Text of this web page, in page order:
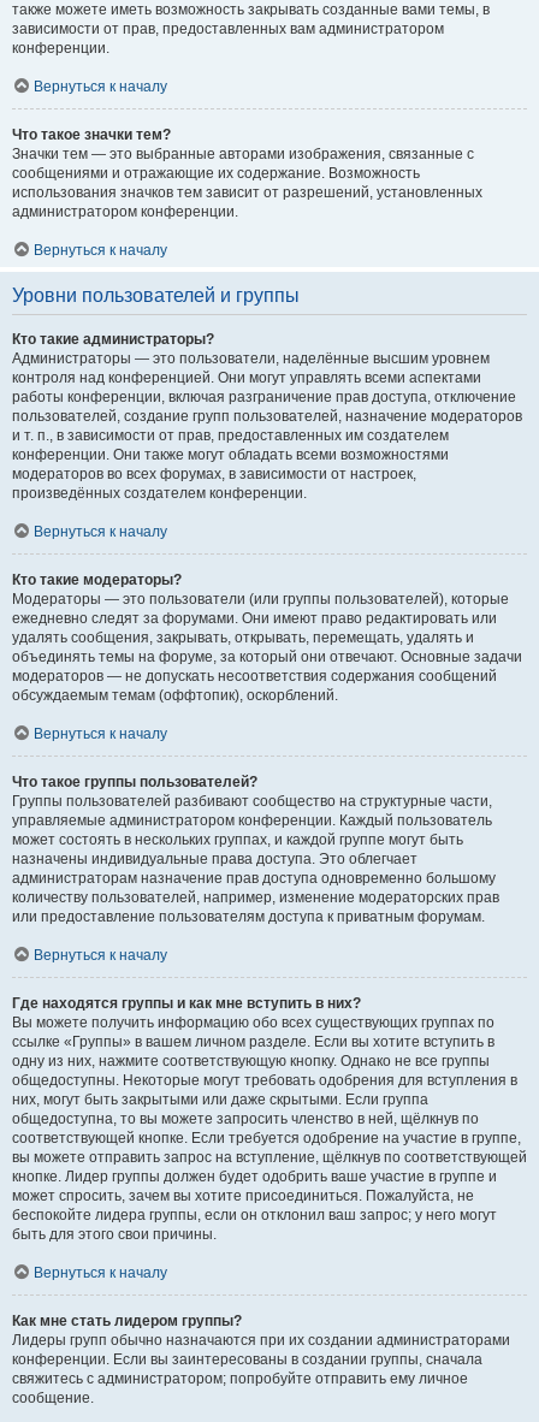
также можете иметь возможность закрывать созданные вами темы, в
зависимости от прав, предоставленных вам администратором
конференции.
Вернуться к началу
Что такое значки тем?
Значки тем — это выбранные авторами изображения, связанные с
сообщениями и отражающие их содержание. Возможность
использования значков тем зависит от разрешений, установленных
администратором конференции.
Вернуться к началу
Уровни пользователей и группы
Кто такие администраторы?
Администраторы — это пользователи, наделённые высшим уровнем
контроля над конференцией. Они могут управлять всеми аспектами
работы конференции, включая разграничение прав доступа, отключение
пользователей, создание групп пользователей, назначение модераторов
и т. п., в зависимости от прав, предоставленных им создателем
конференции. Они также могут обладать всеми возможностями
модераторов во всех форумах, в зависимости от настроек,
произведённых создателем конференции.
Вернуться к началу
Кто такие модераторы?
Модераторы — это пользователи (или группы пользователей), которые
ежедневно следят за форумами. Они имеют право редактировать или
удалять сообщения, закрывать, открывать, перемещать, удалять и
объединять темы на форуме, за который они отвечают. Основные задачи
модераторов — не допускать несоответствия содержания сообщений
обсуждаемым темам (оффтопик), оскорблений.
Вернуться к началу
Что такое группы пользователей?
Группы пользователей разбивают сообщество на структурные части,
управляемые администратором конференции. Каждый пользователь
может состоять в нескольких группах, и каждой группе могут быть
назначены индивидуальные права доступа. Это облегчает
администраторам назначение прав доступа одновременно большому
количеству пользователей, например, изменение модераторских прав
или предоставление пользователям доступа к приватным форумам.
Вернуться к началу
Где находятся группы и как мне вступить в них?
Вы можете получить информацию обо всех существующих группах по
ссылке «Группы» в вашем личном разделе. Если вы хотите вступить в
одну из них, нажмите соответствующую кнопку. Однако не все группы
общедоступны. Некоторые могут требовать одобрения для вступления в
них, могут быть закрытыми или даже скрытыми. Если группа
общедоступна, то вы можете запросить членство в ней, щёлкнув по
соответствующей кнопке. Если требуется одобрение на участие в группе,
вы можете отправить запрос на вступление, щёлкнув по соответствующей
кнопке. Лидер группы должен будет одобрить ваше участие в группе и
может спросить, зачем вы хотите присоединиться. Пожалуйста, не
беспокойте лидера группы, если он отклонил ваш запрос; у него могут
быть для этого свои причины.
Вернуться к началу
Как мне стать лидером группы?
Лидеры групп обычно назначаются при их создании администраторами
конференции. Если вы заинтересованы в создании группы, сначала
свяжитесь с администратором; попробуйте отправить ему личное
сообщение.